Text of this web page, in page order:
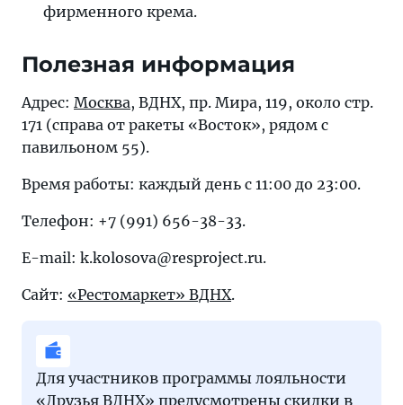
фирменного крема.
Полезная информация
Адрес: Москва, ВДНХ, пр. Мира, 119, около стр.
171 (справа от ракеты «Восток», рядом с
павильоном 55).
Время работы: каждый день с 11:00 до 23:00.
Телефон: +7 (991) 656-38-33.
E-mail: k.kolosova@resproject.ru.
Сайт: «Рестомаркет» ВДНХ.
Для участников программы лояльности
«Друзья ВДНХ» предусмотрены скидки в